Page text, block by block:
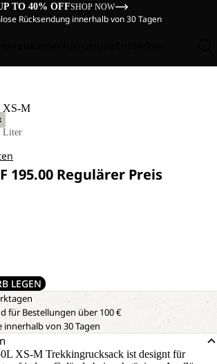
TO 40% OFFSHOP NOW
Rücksendung innerhalb von 30 Tagen
XS-M
Liter
195.00 Regulärer Preis
LEGEN
für Bestellungen über 100 €
innerhalb von 30 Tagen
XS-M Trekkingrucksack ist designt für